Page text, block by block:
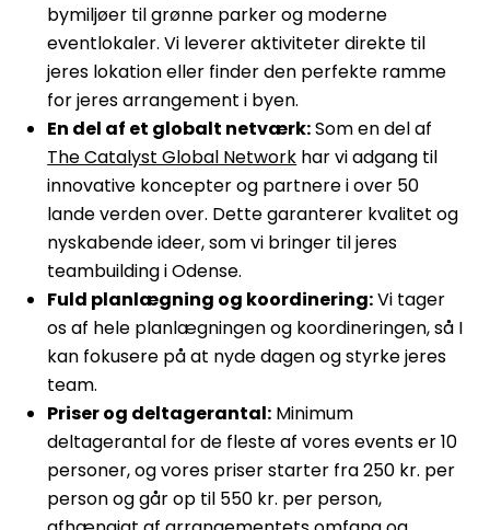
bymiljøer til grønne parker og moderne
eventlokaler. Vi leverer aktiviteter direkte til
jeres lokation eller finder den perfekte ramme
for jeres arrangement i byen.
En del af et globalt netværk:Som en del af
The Catalyst Global Network har vi adgang til
innovative koncepter og partnere i over 50
lande verden over. Dette garanterer kvalitet og
nyskabende ideer, som vi bringer til jeres
teambuilding i Odense.
Fuld planlægning og koordinering:Vi tager
os af hele planlægningen og koordineringen, så I
kan fokusere på at nyde dagen og styrke jeres
team.
Priser og deltagerantal: Minimum
deltagerantal for de fleste af vores events er 10
personer, og vores priser starter fra 250 kr. per
person og går op til 550 kr. per person,